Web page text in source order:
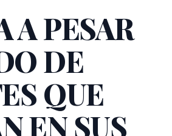
A PESAR
DE
QUE
EN SUS